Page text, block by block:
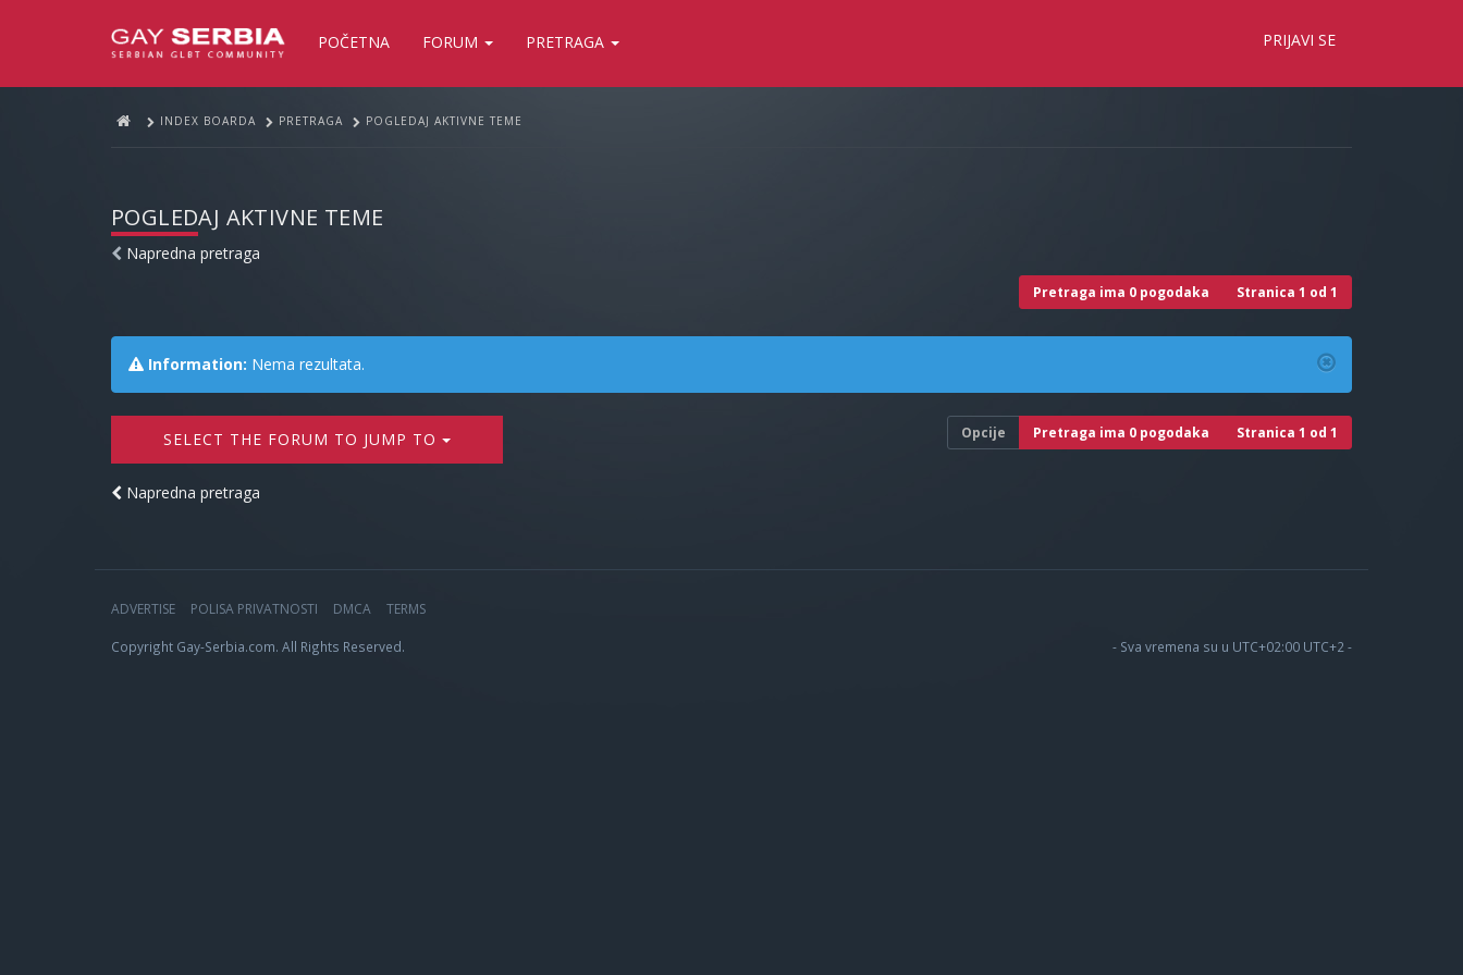
POČETNA FORUM PRETRAGA PRIJAVI SE
INDEX BOARDA PRETRAGA POGLEDAJ AKTIVNE TEME
POGLEDAJ AKTIVNE TEME
Napredna pretraga
Pretraga ima 0 pogodaka Stranica 1 od 1
Information: Nema rezultata.
Opcije Pretraga ima 0 pogodaka Stranica 1 od 1
SELECT THE FORUM TO JUMP TO
Napredna pretraga
ADVERTISE POLISA PRIVATNOSTI DMCA TERMS
Copyright Gay-Serbia.com. All Rights Reserved. - Sva vremena su u UTC+02:00 UTC+2 -